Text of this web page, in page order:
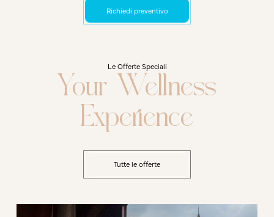
Richiedi preventivo
Le Offerte Speciali
Your Wellness
Experience
Tutte le offerte